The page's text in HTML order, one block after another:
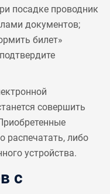
посадке проводник
документов;
билет»
совершить
либо
устройства.
с